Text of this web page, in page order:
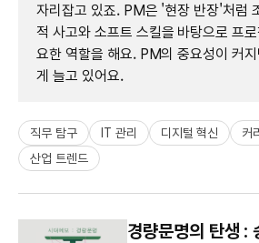
자리잡고 있죠. PM은 '현장 반장'처럼
적 사고와 소프트 스킬을 바탕으로 프
요한 역할을 해요. PM의 중요성이 커
게 늘고 있어요.
직무 탐구 IT 관리 디지털 혁신
커
산업 트렌드
경량문명의 탄생 :